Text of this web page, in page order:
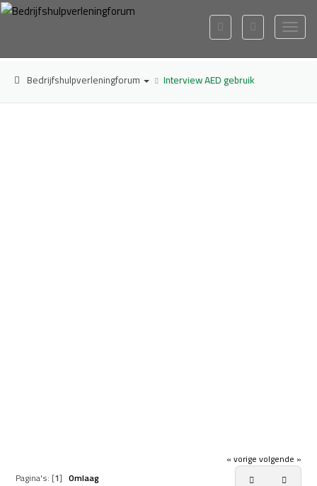
Bedrijfshulpverleningforum Interview AED gebruik
« vorige volgende »
Pagina's: [1]Omlaag